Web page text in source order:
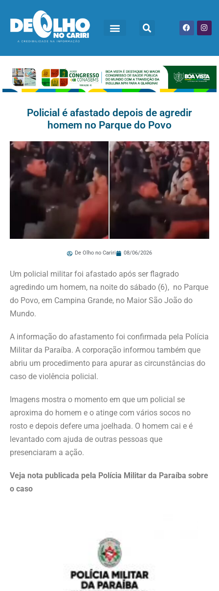
Policial é afastado depois de agredir
homem no Parque do Povo
De Olho no Cariri 08/06/2026
Um policial militar foi afastado após ser flagrado
agredindo um homem, na noite do sábado (6), no Parque
do Povo, em Campina Grande, no Maior São João do
Mundo.
A informação do afastamento foi confirmada pela Polícia
Militar da Paraíba. A corporação informou também que
abriu um procedimento para apurar as circunstâncias do
caso de violência policial.
Imagens mostra o momento em que um policial se
aproxima do homem e o atinge com vários socos no
rosto e depois defere uma joelhada. O homem cai e é
levantado com ajuda de outras pessoas que
presenciaram a ação.
Veja nota publicada pela Polícia Militar da Paraíba sobre
o caso